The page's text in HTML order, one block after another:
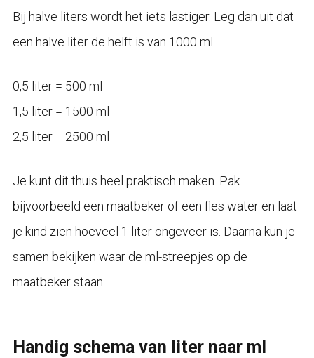
Bij halve liters wordt het iets lastiger. Leg dan uit dat
een halve liter de helft is van 1000 ml.
0,5 liter = 500 ml
1,5 liter = 1500 ml
2,5 liter = 2500 ml
Je kunt dit thuis heel praktisch maken. Pak
bijvoorbeeld een maatbeker of een fles water en laat
je kind zien hoeveel 1 liter ongeveer is. Daarna kun je
samen bekijken waar de ml-streepjes op de
maatbeker staan.
Handig schema van liter naar ml